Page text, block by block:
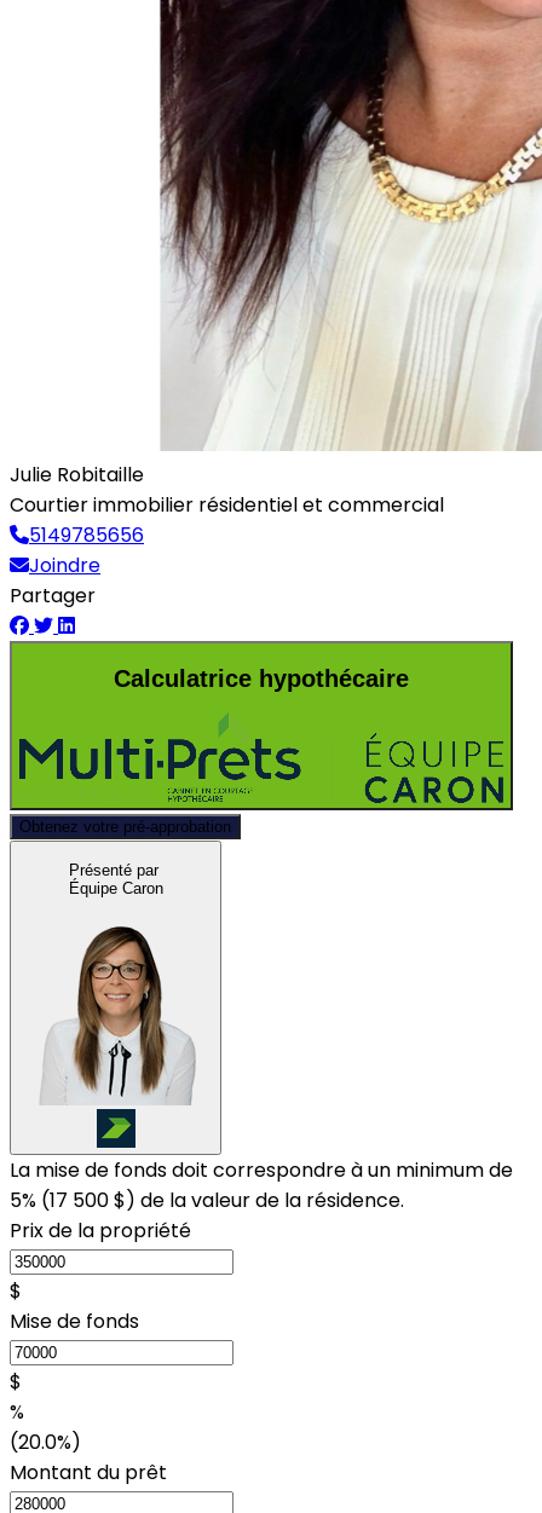
Julie Robitaille
Courtier immobilier résidentiel et commercial
5149785656
Joindre
Partager
Calculatrice hypothécaire
Obtenez votre pré-approbation
Présenté par
Équipe Caron
La mise de fonds doit correspondre à un minimum de
5% (17 500 $) de la valeur de la résidence.
Prix de la propriété
$
Mise de fonds
$
%
(20.0%)
Montant du prêt